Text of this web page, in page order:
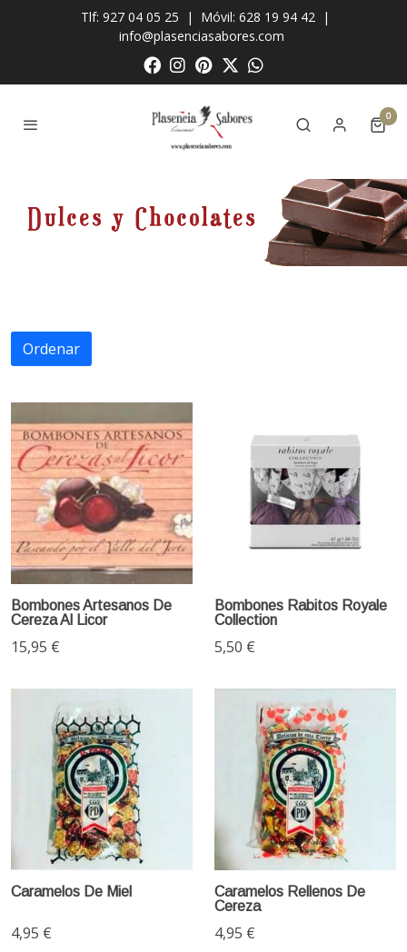
Tlf: 927 04 05 25 | Móvil: 628 19 94 42 |
info@plasenciasabores.com
0
Ordenar
Bombones Artesanos De
Cereza Al Licor
15,95 €
Bombones Rabitos Royale
Collection
5,50 €
Caramelos De Miel
4,95 €
Caramelos Rellenos De
Cereza
4,95 €